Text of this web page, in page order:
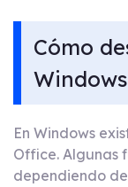
Cómo
Windows
En Windows
Office. Algunas
dependiendo